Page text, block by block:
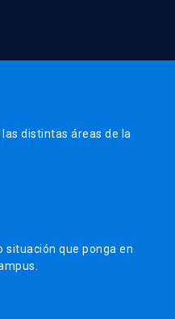
distintas áreas de la
situación que ponga en